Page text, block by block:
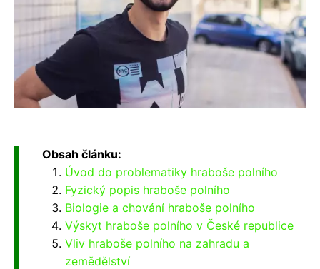
Obsah článku:
Úvod do problematiky hraboše polního
Fyzický popis hraboše polního
Biologie a chování hraboše polního
Výskyt hraboše polního v České republice
Vliv hraboše polního na zahradu a
zemědělství